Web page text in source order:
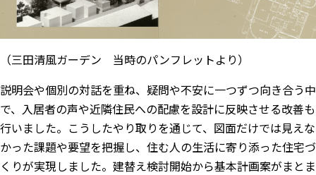
（三田清風ガーデン 当時のパンフレットより）
説明会や個別の対話を重ね、疑問や不安に一つずつ向き合う中
で、入居者の声や近隣住民への配慮を設計に反映させる改善も
行いました。こうしたやり取りを通じて、図面だけでは見えな
かった課題や要望を把握し、住む人の生活に寄り添った住宅づ
くりが実現しました。建替え検討開始から基本計画案がまとま